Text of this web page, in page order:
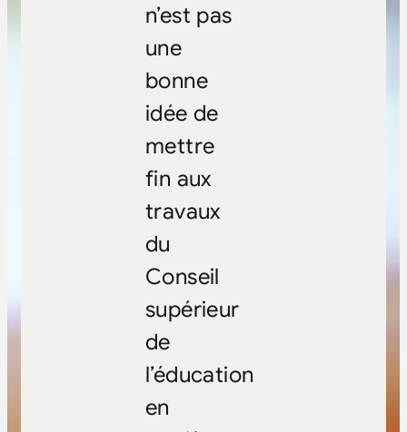
n’est pas
une
bonne
idée de
mettre
fin aux
travaux
du
Conseil
supérieur
de
l’éducation
en